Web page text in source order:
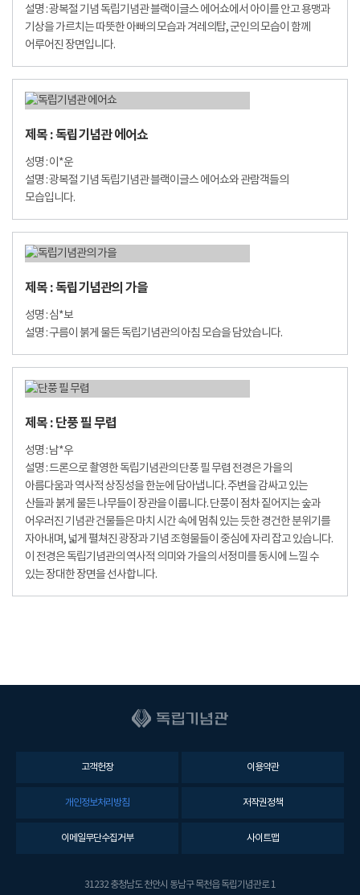
설명 : 광복절 기념 독립기념관 블랙이글스 에어쇼에서 아이를 안고 용맹과
기상을 가르치는 따뜻한 아빠의 모습과 겨레의탑, 군인의 모습이 함께
어루어진 장면입니다.
제목 : 독립기념관 에어쇼
성명 : 이*운
설명 : 광복절 기념 독립기념관 블랙이글스 에어쇼와 관람객들의
모습입니다.
제목 : 독립기념관의 가을
성명 : 심*보
설명 : 구름이 붉게 물든 독립기념관의 아침 모습을 담았습니다.
제목 : 단풍 필 무렵
성명 : 남*우
설명 : 드론으로 촬영한 독립기념관의 단풍 필 무렵 전경은 가을의
아름다움과 역사적 상징성을 한눈에 담아냅니다. 주변을 감싸고 있는
산들과 붉게 물든 나무들이 장관을 이룹니다. 단풍이 점차 짙어지는 숲과
어우러진 기념관 건물들은 마치 시간 속에 멈춰 있는 듯한 경건한 분위기를
자아내며, 넓게 펼쳐진 광장과 기념 조형물들이 중심에 자리 잡고 있습니다.
이 전경은 독립기념관의 역사적 의미와 가을의 서정미를 동시에 느낄 수
있는 장대한 장면을 선사합니다.
고객헌장 이용약관
개인정보처리방침 저작권정책
이메일무단수집거부 사이트맵
31232 충청남도 천안시 동남구 목천읍 독립기념관로 1